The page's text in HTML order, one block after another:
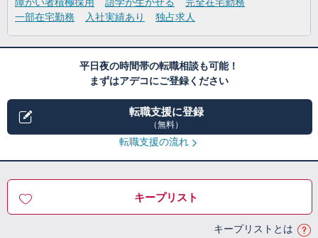
障がい者積極採用
語学が生かせる
完全在宅勤務
一部在宅勤務
入社実績あり 独占求人
平日夜の時間帯の転職相談も可能！
まずはアデコにご登録ください
転職支援に登録
（無料）
転職支援の流れ
キープリスト
キープリストとは